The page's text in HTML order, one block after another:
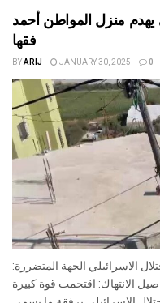
يهدم منزل المواطن أحمد
فقها
BYARIJ JANUARY 30, 2025 0
الاسرائيلي الجهة المتضررة:
الانتهاك: اقتحمت قوة كبيرة